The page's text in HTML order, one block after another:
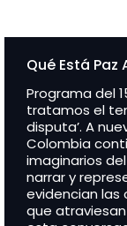
Qué Está Paz
Programa del
tratamos el
disputa’. A
Colombia
imaginarios
narrar y
evidencian las
que